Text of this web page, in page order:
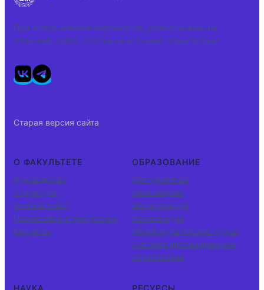
При использовании материалов, размещенных на
этом web-сайте, ссылка на источник обязательна!
Старая версия сайта
О ФАКУЛЬТЕТЕ
Руководство
Структура
Ученый совет
Нормативные документы
Контакты
ОБРАЗОВАНИЕ
Абитуриентам
Бакалавриат
Магистратура
Аспирантура
Межфакультетские курсы
Система дистанционного
образования
НАУКА РЕСУРСЫ